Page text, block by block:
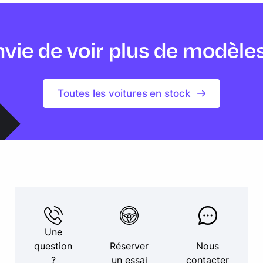
de voir plus de
Toutes les voitures en stock
Une
question
?
Réserver
un essai
Nous
contacter